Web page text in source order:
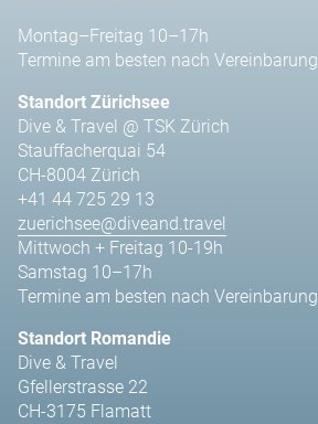
Montag–Freitag 10–17h
Termine am besten nach Vereinbarung
Standort Zürichsee
Dive & Travel @ TSK Zürich
Stauffacherquai 54
CH-8004 Zürich
+41 44 725 29 13
zuerichsee@diveand.travel
Mittwoch + Freitag 10-19h
Samstag 10–17h
Termine am besten nach Vereinbarung
Standort Romandie
Dive & Travel
Gfellerstrasse 22
CH-3175 Flamatt